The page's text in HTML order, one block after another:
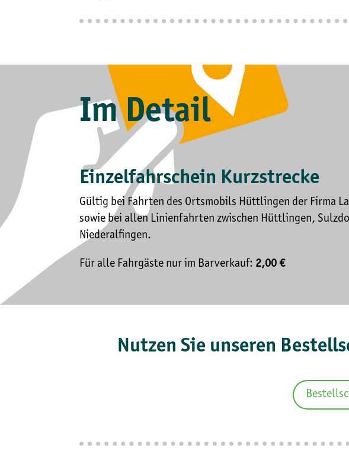
Im Detail
Einzelfahrschein Kurzstrecke
Gültig bei Fahrten des Ortsmobils Hüttlingen der Firma
sowie bei allen Linienfahrten zwischen Hüttlingen,
Niederalfingen.
Für alle Fahrgäste nur im Barverkauf: 2,00 €
Nutzen Sie unseren